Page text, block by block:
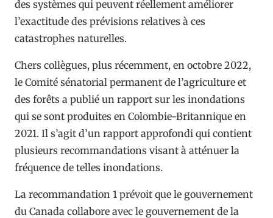
des systèmes qui peuvent réellement améliorer
l’exactitude des prévisions relatives à ces
catastrophes naturelles.
Chers collègues, plus récemment, en octobre 2022,
le Comité sénatorial permanent de l’agriculture et
des forêts a publié un rapport sur les inondations
qui se sont produites en Colombie-Britannique en
2021. Il s’agit d’un rapport approfondi qui contient
plusieurs recommandations visant à atténuer la
fréquence de telles inondations.
La recommandation 1 prévoit que le gouvernement
du Canada collabore avec le gouvernement de la